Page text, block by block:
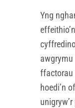
Yng
ffactorau
hoedi’n